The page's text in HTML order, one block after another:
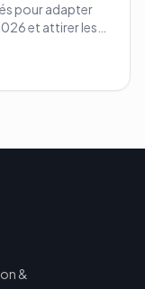
pour adapter
et attirer les
&